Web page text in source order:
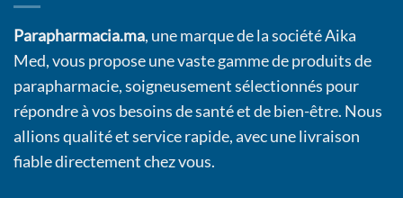
Parapharmacia.ma, une marque de la société Aika
Med, vous propose une vaste gamme de produits de
parapharmacie, soigneusement sélectionnés pour
répondre à vos besoins de santé et de bien-être. Nous
allions qualité et service rapide, avec une livraison
fiable directement chez vous.